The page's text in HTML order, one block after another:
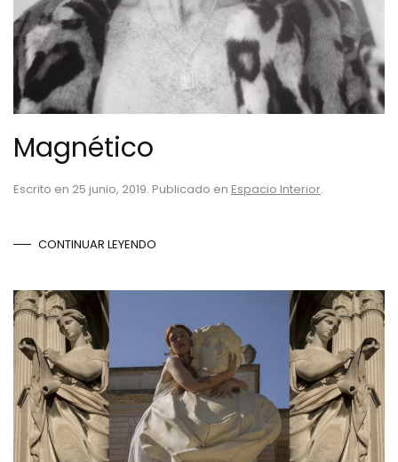
Magnético
Escrito en 25 junio, 2019. Publicado en Espacio Interior.
CONTINUAR LEYENDO